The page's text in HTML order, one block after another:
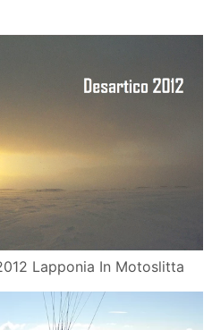
Lapponia In Motoslitta